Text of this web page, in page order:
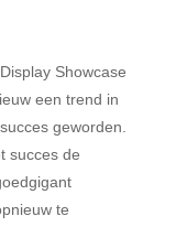
Showcase
een trend in
geworden.
succes de
te